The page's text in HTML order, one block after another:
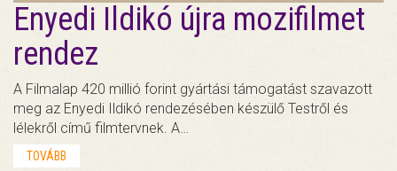
Enyedi Ildikó újra mozifilmet
rendez
A Filmalap 420 millió forint gyártási támogatást szavazott
meg az Enyedi Ildikó rendezésében készülő Testről és
lélekről című filmtervnek. A…
TOVÁBB